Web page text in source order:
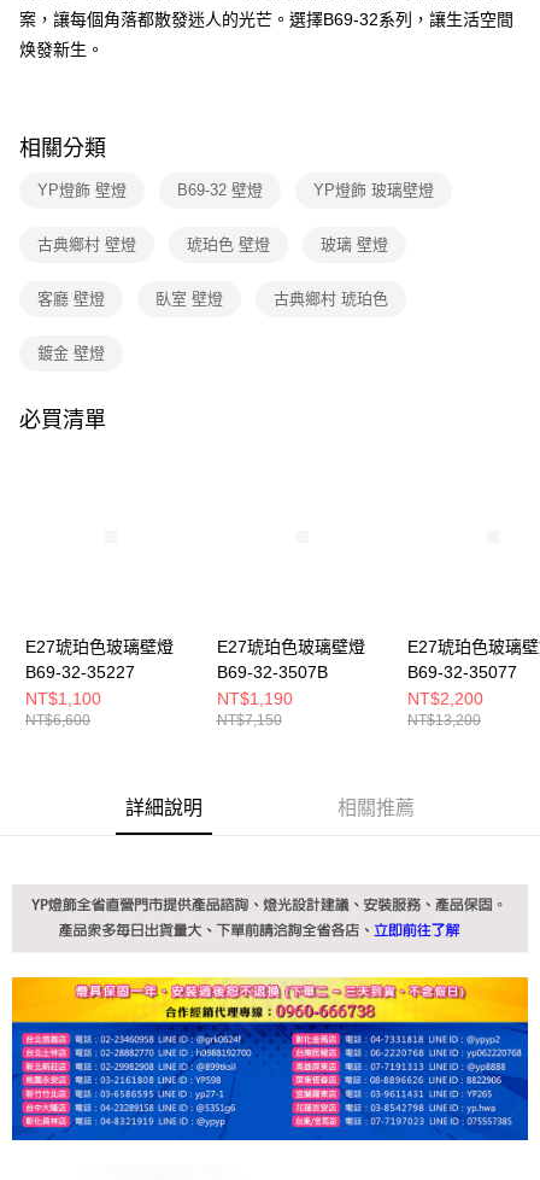
AFTEE先享後付是「在收到商品之後才付款」的支付方式。 讓您購物簡單
便利好安心！
１．簡單：不需註冊會員、不需綁卡、不需儲值。
【「AFTEE先享後付」結帳流程】
１．於結帳方式選擇「AFTEE先享後付」後，將跳轉至「AFTEE先享後付」
結帳頁面，進行簡訊認證並確認金額後，即可完成結帳。
ATM／網路銀行／等多元方式進行付款，方視為交易完成。
購買商品的店家。未經商家同意取消之訂單仍視為有效，需透過AFTEE先享
是否繳費成功／繳費後需取消欲退款等相關疑問，請聯繫「AFTEE先享後付
【注意事項】
時審查核予不同之上限額度；若仍有額度不足之情形，本公司將視審查結果
５．嚴禁一人註冊多個帳號或使用他人資訊註冊。若發現惡意使用之情形，
恩沛科技股份有限公司將有權停止該用戶之使用額度並採取法律行動。
每筆NT$180，滿NT$5,000(含以上)免運費
案，讓每個角落都散發迷人的光芒。選擇B69-32系列，讓生活空間
焕發新生。
相關分類
YP燈飾 壁燈 B69-32 壁燈 YP燈飾 玻璃壁燈
古典鄉村 壁燈 琥珀色 壁燈 玻璃 壁燈
客廳 壁燈 臥室 壁燈 古典鄉村 琥珀色
鍍金 壁燈
必買清單
E27琥珀色玻璃壁燈
B69-32-35227
NT$1,100
NT$6,600
E27琥珀色玻璃壁燈
B69-32-3507B
NT$1,190
NT$7,150
E27琥珀色玻璃
B69-32-35077
NT$2,200
NT$13,200
詳細說明 相關推薦